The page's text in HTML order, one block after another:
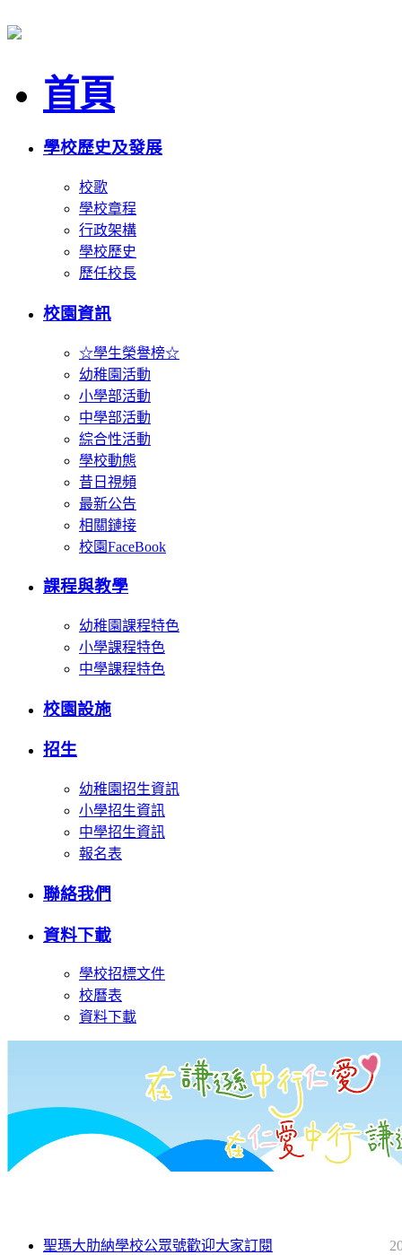
首頁
學校歷史及發展
校歌
學校章程
行政架構
學校歷史
歷任校長
校園資訊
☆學生榮譽榜☆
幼稚園活動
小學部活動
中學部活動
綜合性活動
學校動態
昔日視頻
最新公告
相關鏈接
校園FaceBook
課程與教學
幼稚園課程特色
小學課程特色
中學課程特色
校園設施
招生
幼稚園招生資訊
小學招生資訊
中學招生資訊
報名表
聯絡我們
資料下載
學校招標文件
校曆表
資料下載
聖瑪大肋納學校公眾號歡迎大家訂閱